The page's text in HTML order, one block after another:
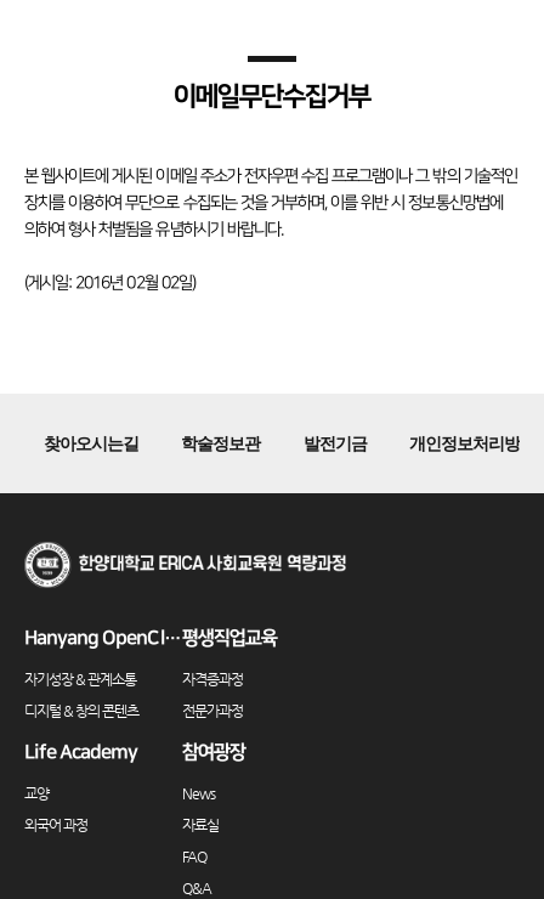
이메일무단수집거부
본 웹사이트에 게시된 이메일 주소가 전자우편 수집 프로그램이나 그 밖의 기술적인
장치를 이용하여 무단으로 수집되는 것을 거부하며, 이를 위반 시 정보통신망법에
의하여 형사 처벌됨을 유념하시기 바랍니다.
(게시일: 2016년 02월 02일)
찾아오시는길 학술정보관 발전기금 개인정보처리방침
Hanyang OpenClass
자기성장 & 관계소통
디지털 & 창의 콘텐츠
평생직업교육
자격증과정
전문가과정
Life Academy
교양
외국어 과정
참여광장
News
자료실
FAQ
Q&A